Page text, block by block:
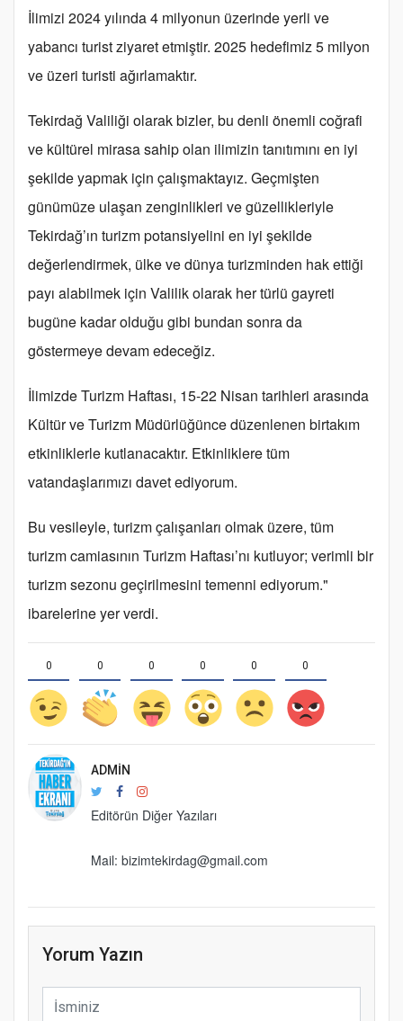
İlimizi 2024 yılında 4 milyonun üzerinde yerli ve
yabancı turist ziyaret etmiştir. 2025 hedefimiz 5 milyon
ve üzeri turisti ağırlamaktır.
Tekirdağ Valiliği olarak bizler, bu denli önemli coğrafi
ve kültürel mirasa sahip olan ilimizin tanıtımını en iyi
şekilde yapmak için çalışmaktayız. Geçmişten
günümüze ulaşan zenginlikleri ve güzellikleriyle
Tekirdağ’ın turizm potansiyelini en iyi şekilde
değerlendirmek, ülke ve dünya turizminden hak ettiği
payı alabilmek için Valilik olarak her türlü gayreti
bugüne kadar olduğu gibi bundan sonra da
göstermeye devam edeceğiz.
İlimizde Turizm Haftası, 15-22 Nisan tarihleri arasında
Kültür ve Turizm Müdürlüğünce düzenlenen birtakım
etkinliklerle kutlanacaktır. Etkinliklere tüm
vatandaşlarımızı davet ediyorum.
Bu vesileyle, turizm çalışanları olmak üzere, tüm
turizm camiasının Turizm Haftası’nı kutluyor; verimli bir
turizm sezonu geçirilmesini temenni ediyorum."
ibarelerine yer verdi.
0 0 0 0 0 0
ADMIN
Editörün Diğer Yazıları
Mail: bizimtekirdag@gmail.com
Yorum Yazın